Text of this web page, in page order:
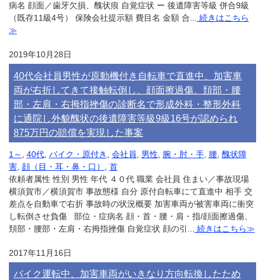
病名 顔面／歯牙欠損、醜状痕 自覚症状 ー 後遺障害等級 併合9級
（既存11級4号） 保険会社提示額 費目名 金額 合... 続きはこちら
≫
2019年10月28日
40代会社員男性が原動機付き自転車で直進中、加害車
両が右折してきて接触転倒し、顔面擦過傷、頚部・腰
部・左肩・右拇指挫傷の診断名で形成外科・整形外科
に通院し外貌醜状の後遺障害等級9級16号が認められ
875万円の賠償を実現した事案
1～ 40代, バイク・原付き 会社員 男性 腕・肘・手, 腰, 醜状障
害, 顔（目・耳・鼻・口）
首
依頼者属性 性別 男性 年代 ４０代 職業 会社員 住まい／事故現場
横須賀市／横須賀市 事故態様 自分 原付自転車にて直進中 相手 交
差点を自動車で右折 事故時の状況概要 加害車両が被害車両に衝突
し転倒させ負傷 部位・症病名 顔・首・腰・肩・指/顔面擦過傷、
頚部・腰部・左肩・右拇指挫傷 自覚症状 顔の引...
続きはこちら≫
2017年11月16日
バイク運転中、加害車両がいきなり方向転換したため